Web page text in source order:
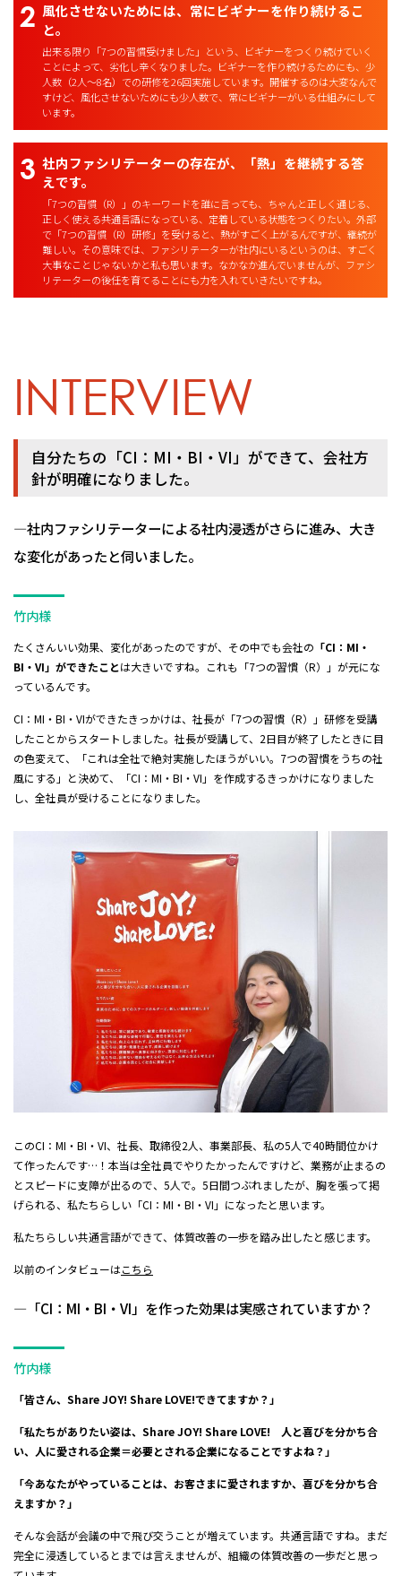
風化させないためには、常にビギナーを作り続けるこ
と。
出来る限り「7つの習慣受けました」という、ビギナーをつくり続けていく
ことによって、劣化し辛くなりました。ビギナーを作り続けるためにも、少
人数（2人～8名）での研修を26回実施しています。開催するのは大変なんで
すけど、風化させないためにも少人数で、常にビギナーがいる仕組みにして
います。
社内ファシリテーターの存在が、「熱」を継続する答
えです。
「7つの習慣（R）」のキーワードを誰に言っても、ちゃんと正しく通じる、
正しく使える共通言語になっている、定着している状態をつくりたい。外部
で「7つの習慣（R）研修」を受けると、熱がすごく上がるんですが、継続が
難しい。その意味では、ファシリテーターが社内にいるというのは、すごく
大事なことじゃないかと私も思います。なかなか進んでいませんが、ファシ
リテーターの後任を育てることにも力を入れていきたいですね。
INTERVIEW
自分たちの「CI：MI・BI・VI」ができて、会社方
針が明確になりました。
―社内ファシリテーターによる社内浸透がさらに進み、大き
な変化があったと伺いました。
竹内様
たくさんいい効果、変化があったのですが、その中でも会社の 「CI：MI・
BI・VI」ができたことは大きいですね。これも「7つの習慣（R）」が元にな
っているんです。
CI：MI・BI・VIができたきっかけは、社長が「7つの習慣（R）」研修を受講
したことからスタートしました。社長が受講して、2日目が終了したときに目
の色変えて、「これは全社で絶対実施したほうがいい。7つの習慣をうちの社
風にする」と決めて、「CI：MI・BI・VI」を作成するきっかけになりました
し、全社員が受けることになりました。
このCI：MI・BI・VI、社長、取締役2人、事業部長、私の5人で40時間位かけ
て作ったんです…！本当は全社員でやりたかったんですけど、業務が止まるの
とスピードに支障が出るので、5人で。5日間つぶれましたが、胸を張って掲
げられる、私たちらしい「CI：MI・BI・VI」になったと思います。
私たちらしい共通言語ができて、体質改善の一歩を踏み出したと感じます。
以前のインタビューはこちら
―「CI：MI・BI・VI」を作った効果は実感されていますか？
竹内様
「皆さん、Share JOY! Share LOVE!できてますか？」
「私たちがありたい姿は、Share JOY! Share LOVE! 人と喜びを分かち合
い、人に愛される企業＝必要とされる企業になることですよね？」
「今あなたがやっていることは、お客さまに愛されますか、喜びを分かち合
えますか？」
そんな会話が会議の中で飛び交うことが増えています。共通言語ですね。まだ
完全に浸透しているとまでは言えませんが、組織の体質改善の一歩だと思っ